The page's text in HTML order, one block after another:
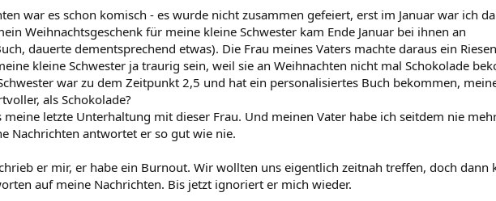
war es schon komisch - es wurde nicht zusammen gefeiert, erst im Januar war ich
Weihnachtsgeschenk für meine kleine Schwester kam Ende Januar bei ihnen an
dauerte dementsprechend etwas). Die Frau meines Vaters machte daraus ein
kleine Schwester ja traurig sein, weil sie an Weihnachten nicht mal Schokolade
war zu dem Zeitpunkt 2,5 und hat ein personalisiertes Buch bekommen,
als Schokolade?
meine letzte Unterhaltung mit dieser Frau. Und meinen Vater habe ich seitdem nie
Nachrichten antwortet er so gut wie nie.
er mir, er habe ein Burnout. Wir wollten uns eigentlich zeitnah treffen, doch dann
auf meine Nachrichten. Bis jetzt ignoriert er mich wieder.